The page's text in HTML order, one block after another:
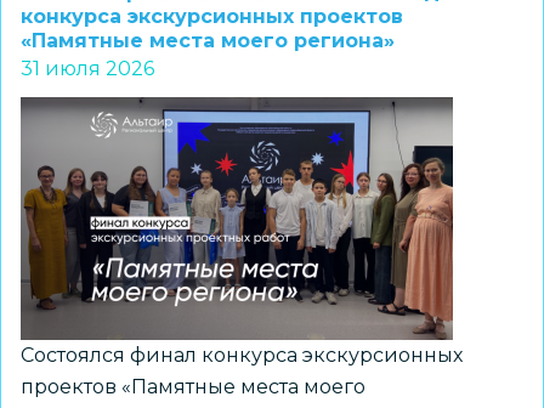
стали
призерами
конкурса
«Без
срока
давности.
Память,
отражённая
поколениями»
конкурса экскурсионных проектов
«Памятные места моего региона»
31 июля 2026
Состоялся финал конкурса экскурсионных
проектов «Памятные места моего